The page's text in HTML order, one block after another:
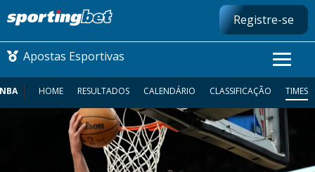
Registre-se
Apostas Esportivas
CONMEBOL LIBERTADORES
FUTEBOL NACIONAL
NBA HOME RESULTADOS CALENDÁRIO CLASSIFICAÇÃO TIMES